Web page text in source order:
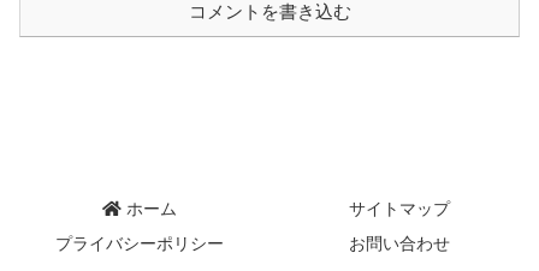
コメントを書き込む
ホーム
サイトマップ
プライバシーポリシー
お問い合わせ